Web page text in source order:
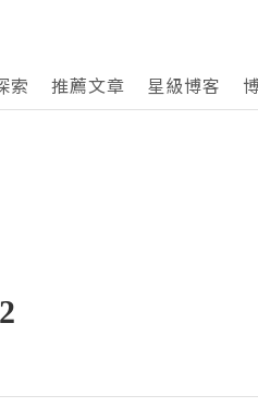
索 推薦文章 星級博客